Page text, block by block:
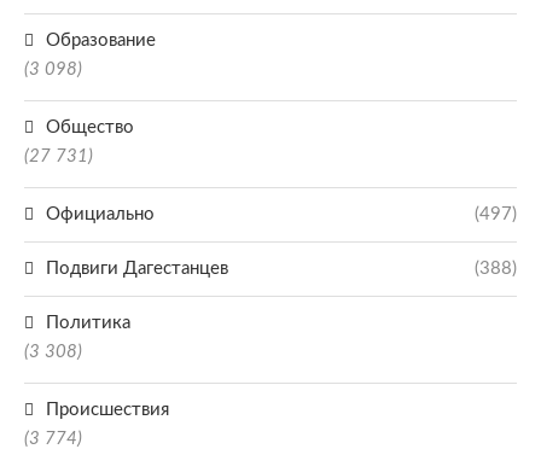
Образование
(3 098)
Общество
(27 731)
Официально (497)
Подвиги Дагестанцев (388)
Политика
(3 308)
Происшествия
(3 774)